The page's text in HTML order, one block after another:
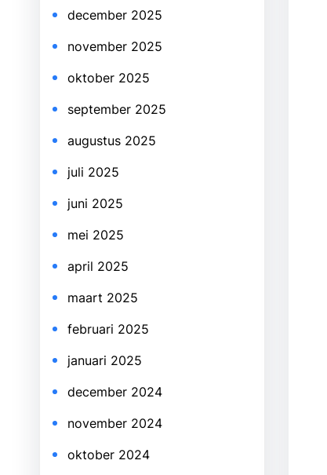
december 2025
november 2025
oktober 2025
september 2025
augustus 2025
juli 2025
juni 2025
mei 2025
april 2025
maart 2025
februari 2025
januari 2025
december 2024
november 2024
oktober 2024